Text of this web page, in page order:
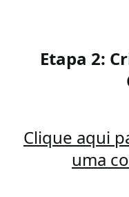
Etapa 2:
Clique aqui
uma